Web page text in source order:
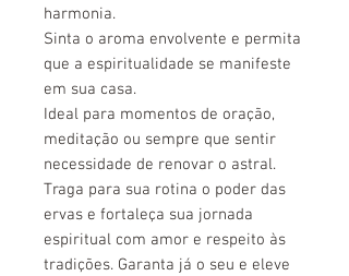
harmonia.
Sinta o aroma envolvente e permita
que a espiritualidade se manifeste
em sua casa.
Ideal para momentos de oração,
meditação ou sempre que sentir
necessidade de renovar o astral.
Traga para sua rotina o poder das
ervas e fortaleça sua jornada
espiritual com amor e respeito às
tradições. Garanta já o seu e eleve